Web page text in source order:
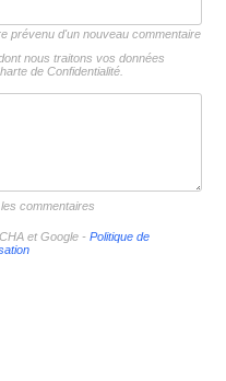
prévenu d'un nouveau commentaire
nous traitons vos données
de Confidentialité.
commentaires
et Google - Politique de